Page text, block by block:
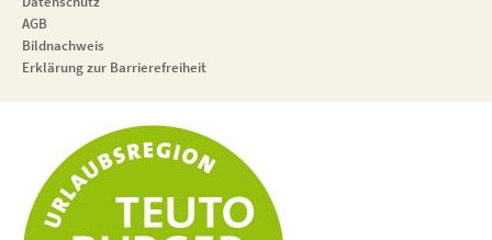
AGB
Bildnachweis
Erklärung zur Barrierefreiheit